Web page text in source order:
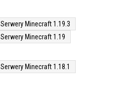
Serwery Minecraft 1.19.3
Serwery Minecraft 1.19
Serwery Minecraft 1.18.1